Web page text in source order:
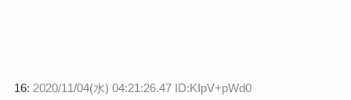
16: 2020/11/04(水) 04:21:26.47 ID:KIpV+pWd0